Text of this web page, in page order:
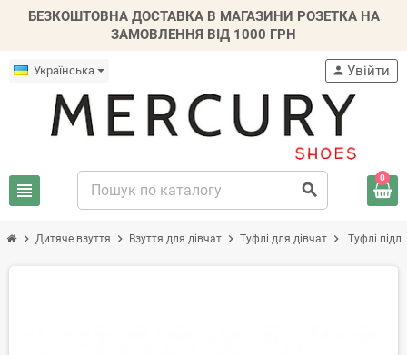
БЕЗКОШТОВНА ДОСТАВКА В МАГАЗИНИ РОЗЕТКА НА
ЗАМОВЛЕННЯ ВІД 1000 ГРН
Українська
view_headline search
person Увійти
0
chevron_right Дитяче взуття chevron_right Взуття для дівчат chevron_right Туфлі для дівчат chevron_right Туфлі